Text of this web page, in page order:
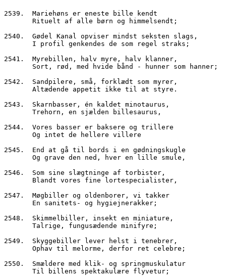
2539.  Mariehøns er eneste bille kendt
       Rituelt af alle børn og himmelsendt;
2540.  Gødel Kanal opviser mindst seksten slags,
       I profil genkendes de som regel straks;
2541.  Myrebillen, halv myre, halv klanner,
       Sort, rød, med hvide bånd - hunner som hanner;
2542.  Sandpilere, små, forklædt som myrer,
       Altædende appetit ikke til at styre.
2543.  Skarnbasser, én kaldet minotaurus,
       Trehorn, en sjælden billesaurus,
2544.  Vores basser er baksere og trillere
       Og intet de hellere villere
2545.  End at gå til bords i en gødningskugle
       Og grave den ned, hver en lille smule,
2546.  Som sine slægtninge af torbister,
       Blandt vores fine lortespecialister,
2547.  Møgbiller og oldenborer, vi takker
       En sanitets- og hygiejnerakker;
2548.  Skimmelbiller, insekt en miniature,
       Talrige, fungusædende minifyre;
2549.  Skyggebiller lever helst i tenebrer,
       Ophav til melorme, derfor ret celebre;
2550.  Smældere med klik- og springmuskulatur
       Til billens spektakulære flyvetur;